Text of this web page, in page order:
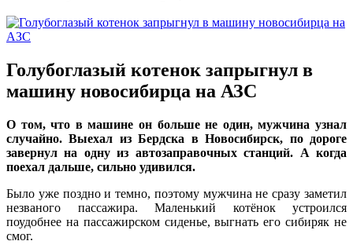
Голубоглазый котенок запрыгнул в
машину новосибирца на АЗС
О том, что в машине он больше не один, мужчина узнал
случайно. Выехал из Бердска в Новосибирск, по дороге
завернул на одну из автозаправочных станций. А когда
поехал дальше, сильно удивился.
Было уже поздно и темно, поэтому мужчина не сразу заметил
незваного пассажира. Маленький котёнок устроился
поудобнее на пассажирском сиденье, выгнать его сибиряк не
смог.